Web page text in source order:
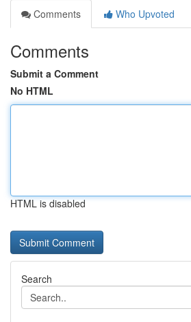
Comments
Who Upvoted
Comments
Submit a Comment
No HTML
HTML is disabled
Search